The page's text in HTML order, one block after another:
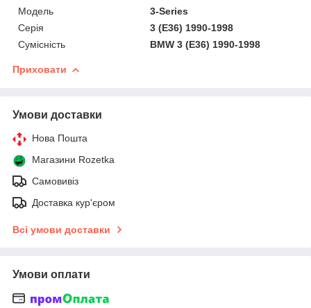
Мoдель
3-Series
Серія
3 (E36) 1990-1998
Сумісність
BMW 3 (E36) 1990-1998
Приховати
Умови доставки
Нова Пошта
Магазини Rozetka
Самовивіз
Доставка кур'єром
Всі умови доставки
Умови оплати